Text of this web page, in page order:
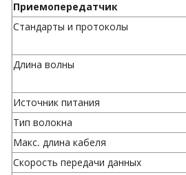
Приемопередатчик
Стандарты и протоколы
Длина волны
Источник питания
Тип волокна
Макс. длина кабеля
Скорость передачи данных